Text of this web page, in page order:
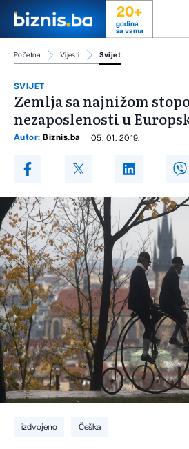
20+
godina
sa vama
Početna Vijesti Svijet
SVIJET
Zemlja sa najnižom
nezaposlenosti u
Autor: Biznis.ba 05. 01. 2019.
izdvojeno Češka